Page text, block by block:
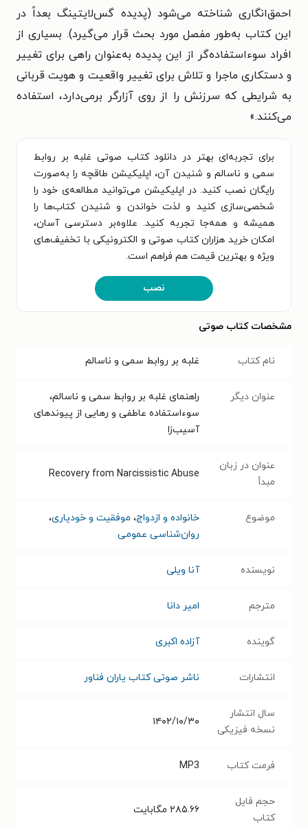
احمق‌انگاری شناخته می‌شود (پدیده گس‌لایتینگ بعداً در
این کتاب به‌طور مفصل مورد بحث قرار می‌گیرد). بسیاری از
افراد سوءاستفاده‌گر از این پدیده به‌عنوان راهی برای تغییر
و دستکاری ماجرا و تلاش برای تغییر واقعیت و هویت قربانی
به شرایطی که سرزنش را از روی آزارگر برمی‌دارد، استفاده
می‌کنند.»
برای تجربه‌ای بهتر در دانلود کتاب صوتی غلبه بر روابط
سمی و ناسالم و شنیدن آن، اپلیکیشن طاقچه را به‌صورت
رایگان نصب کنید. در اپلیکیشن می‌توانید مطالعه‌ی خود را
شخصی‌سازی کنید و لذت خواندن و شنیدن کتاب‌ها را
همیشه و همه‌جا تجربه کنید. علاوه‌بر دسترسی آسان،
امکان خرید هزاران کتاب صوتی و الکترونیکی با تخفیف‌های
ویژه و بهترین قیمت هم فراهم است.
نصب
مشخصات کتاب صوتی
نام کتاب غلبه بر روابط سمی و ناسالم
عنوان دیگر
راهنمای غلبه بر روابط سمی و ناسالم،
سوءاستفاده عاطفی و رهایی از پیوندهای
آسیب‌زا
عنوان در زبان
مبدأ
Recovery from Narcissistic Abuse
موضوع خانواده و ازدواج، موفقیت و خودیاری،
روان‌شناسی عمومی
نویسنده آنا ویلی
مترجم امیر دانا
گوینده آزاده اکبری
انتشارات ناشر صوتی کتاب یاران فناور
سال انتشار
نسخه فیزیکی
۱۴۰۲/۱۰/۳۰
فرمت کتاب MP3
حجم فایل
کتاب
۲۸۵.۶۶ مگابایت